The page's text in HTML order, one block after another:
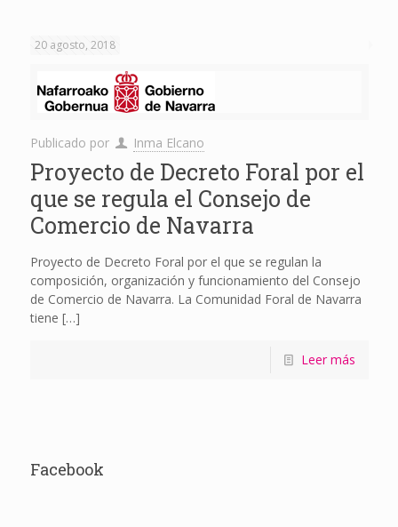
20 agosto, 2018
Publicado por Inma Elcano
Proyecto de Decreto Foral por el
que se regula el Consejo de
Comercio de Navarra
Proyecto de Decreto Foral por el que se regulan la
composición, organización y funcionamiento del Consejo
de Comercio de Navarra. La Comunidad Foral de Navarra
tiene […]
Leer más
Facebook